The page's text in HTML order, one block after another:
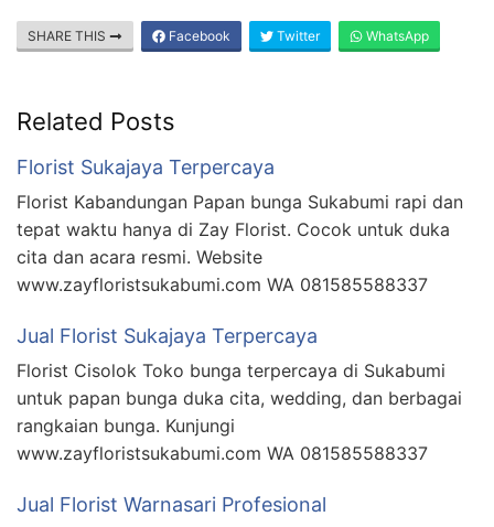
SHARE THIS Facebook Twitter WhatsApp
Related Posts
Florist Sukajaya Terpercaya
Florist Kabandungan Papan bunga Sukabumi rapi dan
tepat waktu hanya di Zay Florist. Cocok untuk duka
cita dan acara resmi. Website
www.zayfloristsukabumi.com WA 081585588337
Jual Florist Sukajaya Terpercaya
Florist Cisolok Toko bunga terpercaya di Sukabumi
untuk papan bunga duka cita, wedding, dan berbagai
rangkaian bunga. Kunjungi
www.zayfloristsukabumi.com WA 081585588337
Jual Florist Warnasari Profesional